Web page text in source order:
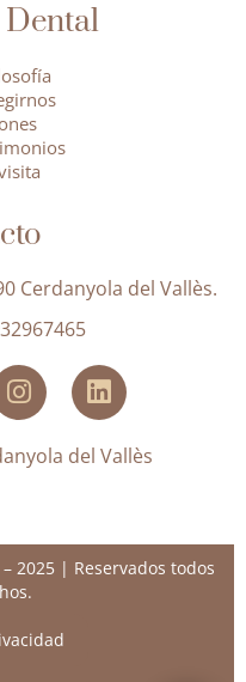
Cerdanyola del Vallès.
del Vallès
2025 | Reservados todos